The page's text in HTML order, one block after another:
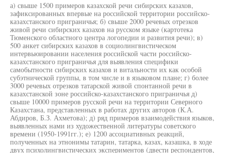
а) свыше 1500 примеров казахской речи сибирских казахов,
зафиксированных впервые на российской территории российско-
казахстанского приграничья; б) свыше 2000 речевых отрезков
живой речи сибирских казахов на русском языке (картотека
Тюменского областного центра логопедии и развития речи); в)
500 анкет сибирских казахов в социолингвистическом
интервьюировании населения российской части российско-
казахстанского приграничья для выявления специфики
самобытности сибирских казахов и витальности их как особой
субэтнической группы, в том числе и в языковом плане; г) более
3000 речевых отрезков татарской живой спонтанной речи в
казахстанской зоне российско-казахстанского приграничья д)
свыше 10000 примеров русской речи на территории Северного
Казахстана, представленных в работах других авторов (К.А.
Абдиров, Б.З. Ахметова); д) ряд примеров взаимодействия языков,
выявленных нами из художественной литературы советского
времени (1950-1991гг.); е) 1200 ассоциативных реакций,
полученных на этнонимы татарин, татарка, казах, казашка, в ходе
двух психолингвистических экспериментов (двести респондентов,